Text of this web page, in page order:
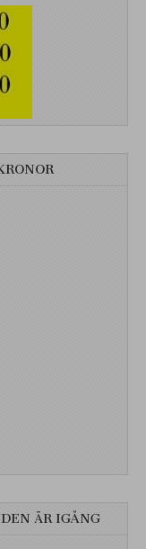
ÄR IGÅNG